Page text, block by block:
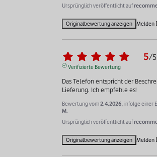
Ursprünglich veröffentlicht auf
Originalbewertung anzeigen Melden
5/5
Verifizierte Bewertung
Das Telefon entspricht der
Lieferung. Ich empfehle es!
Bewertung vom2.4.2026 , infolge einer
M.
Ursprünglich veröffentlicht auf
Originalbewertung anzeigen Melden